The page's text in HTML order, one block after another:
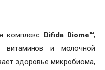
комплекс Bifida Biome™,
витаминов и молочной
здоровье микробиома,